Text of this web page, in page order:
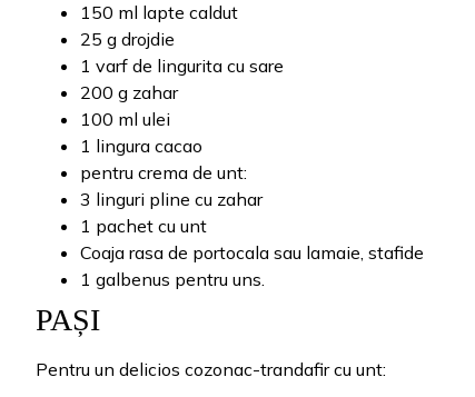
150 ml lapte caldut
25 g drojdie
1 varf de lingurita cu sare
200 g zahar
100 ml ulei
1 lingura cacao
pentru crema de unt:
3 linguri pline cu zahar
1 pachet cu unt
Coaja rasa de portocala sau lamaie, stafide
1 galbenus pentru uns.
PAȘI
Pentru un delicios cozonac-trandafir cu unt: